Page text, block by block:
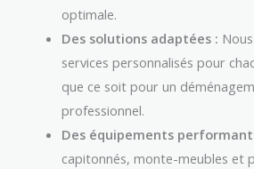
optimale.
Des solutions adaptées :
services personnalisés pour
que ce soit pour un
professionnel.
Des équipements
capitonnés, monte-meubles et